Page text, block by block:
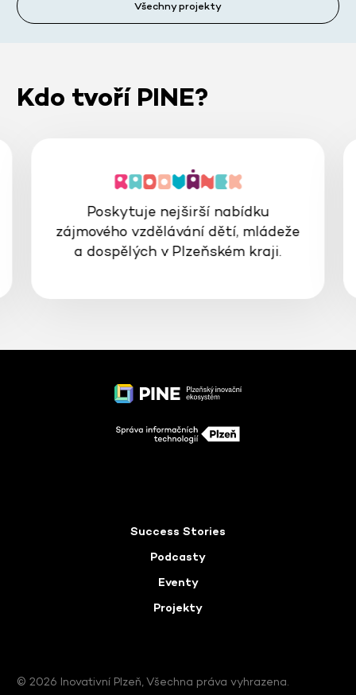
Všechny projekty
Kdo tvoří PINE?
Poskytuje nejširší nabídku
zájmového vzdělávání dětí, mládeže
a dospělých v Plzeňském kraji.
Success Stories
Podcasty
Eventy
Projekty
© 2026 Inovativní Plzeň, Všechna práva vyhrazena.